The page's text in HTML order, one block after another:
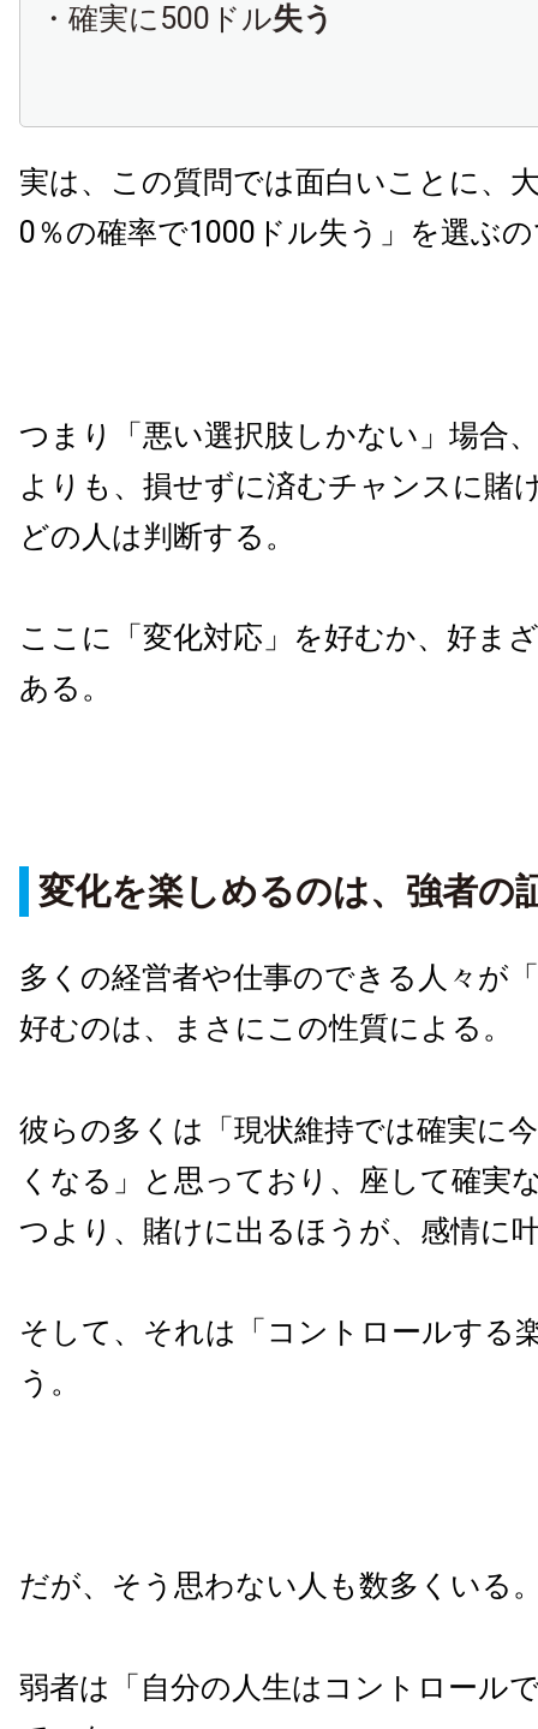
・確実に500ドル失う
実は、この質問では面白いことに、
0％の確率で1000ドル失う」を選ぶ
つまり「悪い選択肢しかない」場合
よりも、損せずに済むチャンスに賭
どの人は判断する。
ここに「変化対応」を好むか、好ま
ある。
変化を楽しめるのは、強者の
多くの経営者や仕事のできる人々が
好むのは、まさにこの性質による。
彼らの多くは「現状維持では確実に
くなる」と思っており、座して確実
つより、賭けに出るほうが、感情に
そして、それは「コントロールする
う。
だが、そう思わない人も数多くいる
弱者は「自分の人生はコントロール